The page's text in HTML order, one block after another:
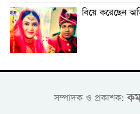
বিয়ে করেছেন
সম্পাদক ও প্রকাশক: